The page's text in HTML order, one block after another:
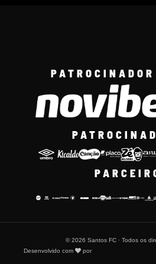
© 2026 Santos FC · Todos os
Desenvolvido com
por